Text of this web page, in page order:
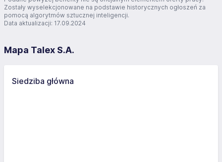
Zostały wyselekcjonowane na podstawie historycznych ogłoszeń za
pomocą algorytmów sztucznej inteligencji.
Data aktualizacji: 17.09.2024
Mapa Talex S.A.
Siedziba główna